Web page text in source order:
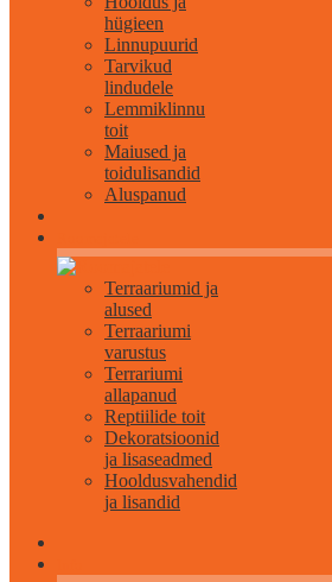
hügieen
Linnupuurid
Tarvikud
lindudele
Lemmiklinnu
toit
Maiused ja
toidulisandid
Aluspanud
Terraariumid ja
alused
Terraariumi
varustus
Terrariumi
allapanud
Reptiilide toit
Dekoratsioonid
ja lisaseadmed
Hooldusvahendid
ja lisandid